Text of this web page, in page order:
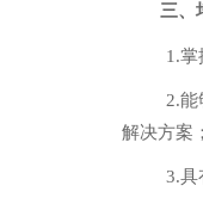
三、
1.掌
2.能
解决方案；
3.具